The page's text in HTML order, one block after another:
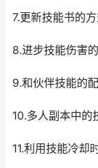
7.更新技能书的
8.进步技能伤害
9.和伙伴技能的
10.多人副本中的
11.利用技能冷却